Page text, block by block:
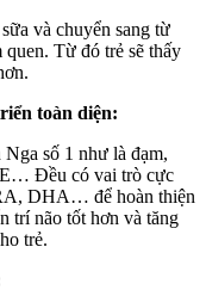
và chuyển sang từ
quen. Từ đó trẻ sẽ thấy
toàn diện:
số 1 như là đạm,
Đều có vai trò cực
DHA… để hoàn thiện
trí não tốt hơn và tăng
trẻ.